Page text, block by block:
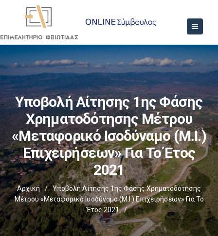
Υποβολή Αίτησης 1ης Φάσης
Χρηματοδότησης Μέτρου
«Μεταφορικό Ισοδύναμο (Μ.Ι.)
Επιχειρήσεων» Για Το Έτος
2021
Αρχική /
Υποβολή Αίτησης 1ης Φάσης Χρηματοδότησης
Μέτρου «Μεταφορικό Ισοδύναμο (Μ.Ι.) Επιχειρήσεων» Για Το
Έτος 2021
/